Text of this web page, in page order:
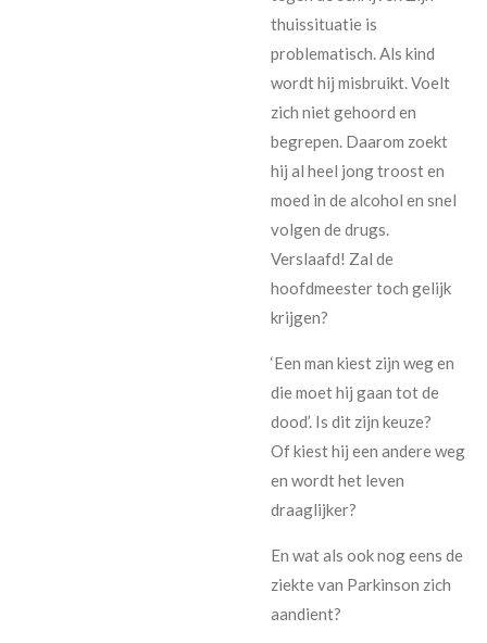
thuissituatie is
problematisch. Als kind
wordt hij misbruikt. Voelt
zich niet gehoord en
begrepen. Daarom zoekt
hij al heel jong troost en
moed in de alcohol en snel
volgen de drugs.
Verslaafd! Zal de
hoofdmeester toch gelijk
krijgen?
‘Een man kiest zijn weg en
die moet hij gaan tot de
dood’. Is dit zijn keuze?
Of kiest hij een andere weg
en wordt het leven
draaglijker?
En wat als ook nog eens de
ziekte van Parkinson zich
aandient?